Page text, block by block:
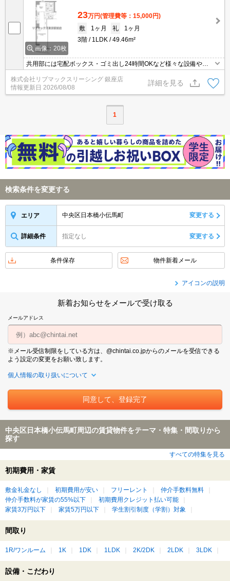
画像：20枚
23万円(管理費等：15,000円)
敷
1ヶ月 礼
1ヶ月
3階
1LDK 49.46m²
共用部には宅配ボックス・ゴミ出し24時間OKなど様々な設備やサ
ービスが揃っているので便利です。室内設備は洗面化粧台・浴室乾
燥機などが揃っているので、快適に過ごしやすいお部屋になりま
す。収納はシューズボックス・クロゼットなどが備え付けられてい
るので、衣類や日用品の収納に重宝します。エレベーター付き物件
株式会社リブマックスリーシング 銀座店
情報更新日 2026/08/08
詳細を見る
1
検索条件を変更する
エリア 中央区日本橋小伝馬町 変更する
詳細条件 指定なし 変更する
条件保存 物件新着メール
アイコンの説明
新着お知らせをメールで受け取る
メールアドレス
※メール受信制限をしている方は、@chintai.co.jpからのメールを受信できる
よう設定の変更をお願い致します。
個人情報の取り扱いについて
中央区日本橋小伝馬町周辺の賃貸物件をテーマ・特集・間取りから
探す
すべての特集を見る
初期費用・家賃
敷金礼金なし 初期費用が安い フリーレント
仲介手数料無料
仲介手数料が家賃の55%以下
初期費用クレジット払い可能
家賃3万円以下
家賃5万円以下 学生割引制度（学割）対象
間取り
1R/ワンルーム 1K 1DK 1LDK 2K/2DK 2LDK 3LDK
設備・こだわり